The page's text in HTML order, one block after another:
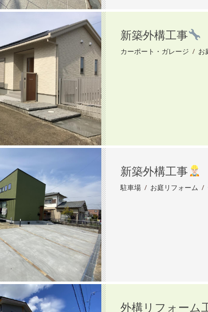
新築外構工事
カーポート・ガレージ / お
新築外構工事
駐車場 / お庭リフォーム /
外構リフォーム